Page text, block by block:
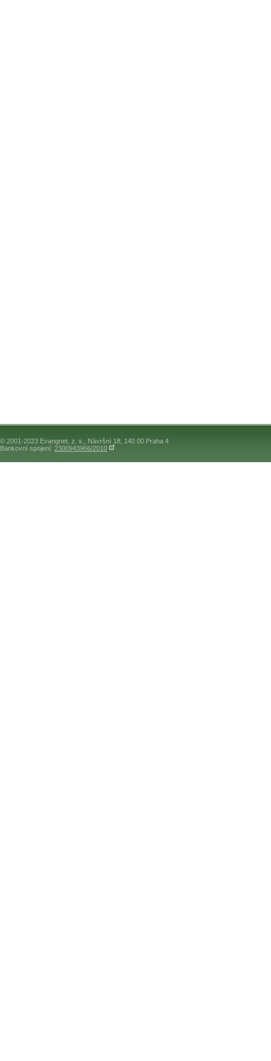
© 2001-2023 Evangnet, z. s., Návršní 18, 140 00 Praha 4
Bankovní spojení: 2300943966/2010